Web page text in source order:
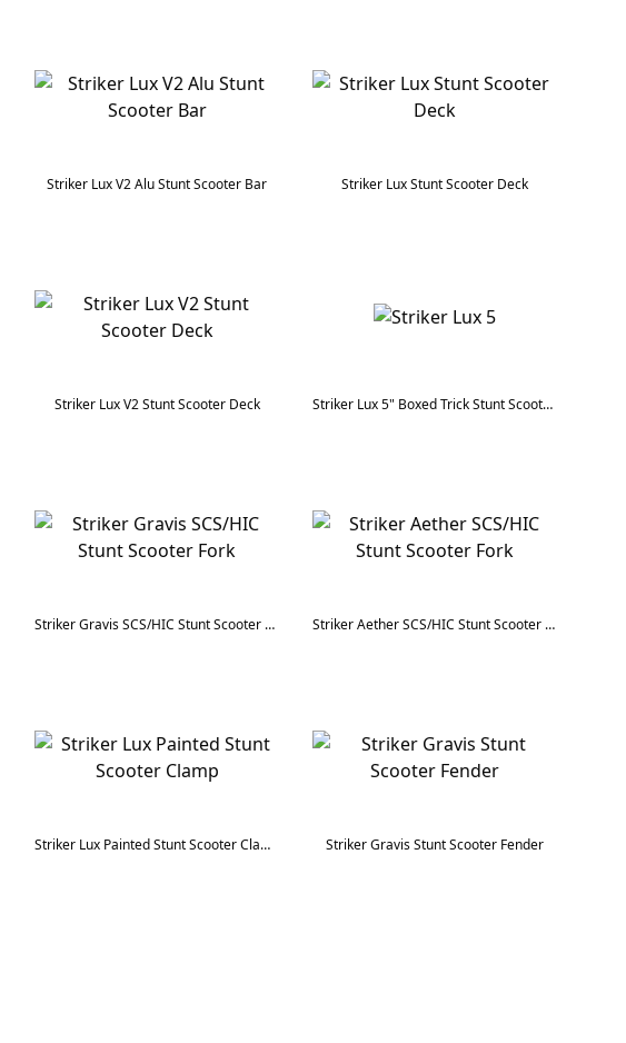
Striker Lux V2 Alu Stunt Scooter Bar Striker Lux Stunt Scooter Deck
Striker Lux V2 Stunt Scooter Deck Striker Lux 5" Boxed Trick Stunt Scooter Deck
Striker Gravis SCS/HIC Stunt Scooter Fork Striker Aether SCS/HIC Stunt Scooter Fork
Striker Lux Painted Stunt Scooter Clamp Striker Gravis Stunt Scooter Fender